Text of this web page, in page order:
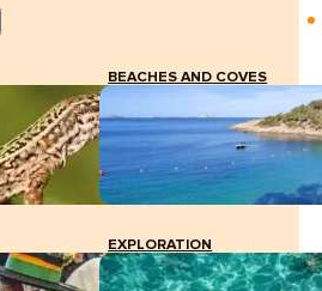
BEACHES AND COVES
EXPLORATION